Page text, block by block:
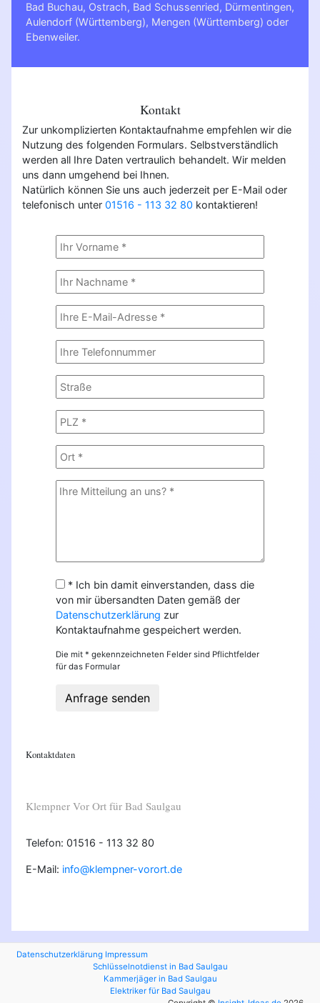
Bad Buchau, Ostrach, Bad Schussenried, Dürmentingen,
Aulendorf (Württemberg), Mengen (Württemberg) oder
Ebenweiler.
Kontakt
Zur unkomplizierten Kontaktaufnahme empfehlen wir die
Nutzung des folgenden Formulars. Selbstverständlich
werden all Ihre Daten vertraulich behandelt. Wir melden
uns dann umgehend bei Ihnen.
Natürlich können Sie uns auch jederzeit per E-Mail oder
telefonisch unter 01516 - 113 32 80 kontaktieren!
* Ich bin damit einverstanden, dass die
von mir übersandten Daten gemäß der
Datenschutzerklärung zur
Kontaktaufnahme gespeichert werden.
Die mit * gekennzeichneten Felder sind Pflichtfelder
für das Formular
Anfrage senden
Kontaktdaten
Klempner Vor Ort für Bad Saulgau
Telefon: 01516 - 113 32 80
E-Mail: info@klempner-vorort.de
Datenschutzerklärung Impressum
Schlüsselnotdienst in Bad Saulgau
Kammerjäger in Bad Saulgau
Elektriker für Bad Saulgau